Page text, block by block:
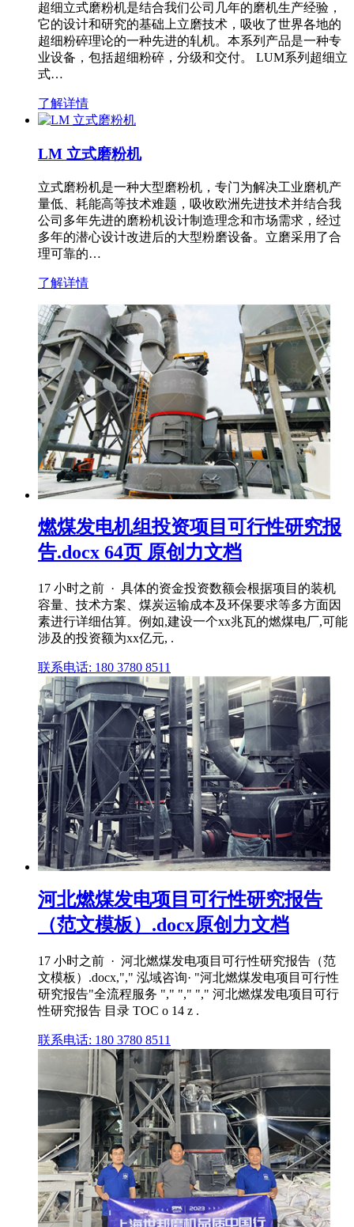
超细立式磨粉机是结合我们公司几年的磨机生产经验，
它的设计和研究的基础上立磨技术，吸收了世界各地的
超细粉碎理论的一种先进的轧机。本系列产品是一种专
业设备，包括超细粉碎，分级和交付。 LUM系列超细立
式…
了解详情
LM 立式磨粉机
立式磨粉机是一种大型磨粉机，专门为解决工业磨机产
量低、耗能高等技术难题，吸收欧洲先进技术并结合我
公司多年先进的磨粉机设计制造理念和市场需求，经过
多年的潜心设计改进后的大型粉磨设备。立磨采用了合
理可靠的…
了解详情
燃煤发电机组投资项目可行性研究报
告.docx 64页 原创力文档
17 小时之前 · 具体的资金投资数额会根据项目的装机
容量、技术方案、煤炭运输成本及环保要求等多方面因
素进行详细估算。例如,建设一个xx兆瓦的燃煤电厂,可能
涉及的投资额为xx亿元, .
联系电话: 180 3780 8511
河北燃煤发电项目可行性研究报告
（范文模板）.docx原创力文档
17 小时之前 · 河北燃煤发电项目可行性研究报告（范
文模板）.docx,"," 泓域咨询· "河北燃煤发电项目可行性
研究报告"全流程服务 "," "," "," 河北燃煤发电项目可行
性研究报告 目录 TOC o 14 z .
联系电话: 180 3780 8511